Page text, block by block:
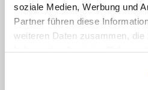
soziale Medien, Werbung und
Partner führen diese
weiteren Daten zusammen, die
im Bundeskabinett
soll. Zahlen hatte die
vorab veröffentlicht.
die Ausfuhr von